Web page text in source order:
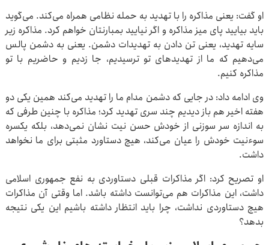
او گفت: یعنی مذاکره را با تهدید به حمله نظامی همراه می‌کند. می‌گوید
باید بیایید پای میز مذاکره و اگر نیایید بمبارنتان خواهم کرد. مذاکره زیر
سایه تهدید، یعنی تن دادن به تهدیدات دشمن. یعنی به دشمن پالس
می‌دهیم که ما از تهدیدهای تو ترسیدیم، جا زدیم و حاضریم با تو
مذاکره کنیم.
وی ادامه داد: در جایی که دشمن مدام ما را تهدید می‌کند همین یکی دو
هفته اخیر هم باز دیدیم چند سری تهدید کرد؛ مذاکره با چنین طرفی که
به اندازه سر سوزنی از خودش حسن نیت نشان نمی‌دهد، بلکه یکسره
سوءنیت خودش را عیان می‌کند، هیچ دستاورد مثبتی برای ما نخواهد
داشت.
او تصریح کرد: اگر مذاکرات قبلی دستاوردی به نفع جمهوری اسلامی
داشت، این مذاکرات هم می‌توانست داشته باشد. اما وقتی آن مذاکرات
هیچ دستاوردی نداشت، چرا باید انتظار داشته باشیم این یکی نتیجه
بدهد؟